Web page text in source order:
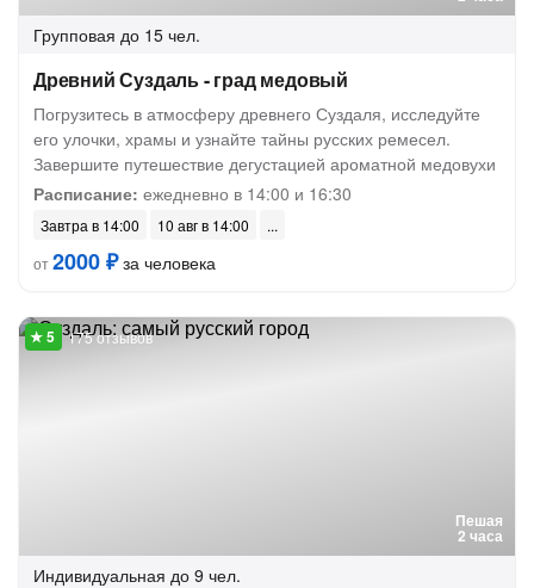
Групповая до 15 чел.
Древний Суздаль - град медовый
Погрузитесь в атмосферу древнего Суздаля, исследуйте
его улочки, храмы и узнайте тайны русских ремесел.
Завершите путешествие дегустацией ароматной медовухи
Расписание: ежедневно в 14:00 и 16:30
Завтра в 14:00
10 авг в 14:00
от2000 ₽за человека
Пешая
2 часа
175 отзывов
Индивидуальная до 9 чел.